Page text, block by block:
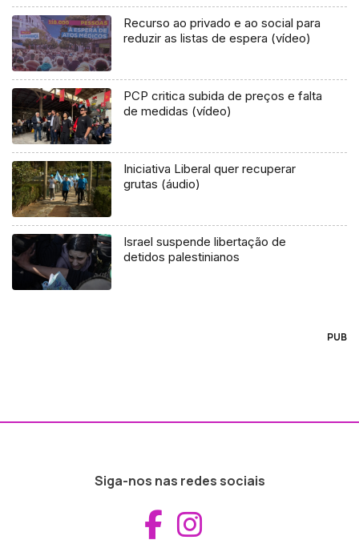
Recurso ao privado e ao social para
reduzir as listas de espera (vídeo)
PCP critica subida de preços e falta
de medidas (vídeo)
Iniciativa Liberal quer recuperar
grutas (áudio)
Israel suspende libertação de
detidos palestinianos
PUB
Siga-nos nas redes sociais
Aceder ao